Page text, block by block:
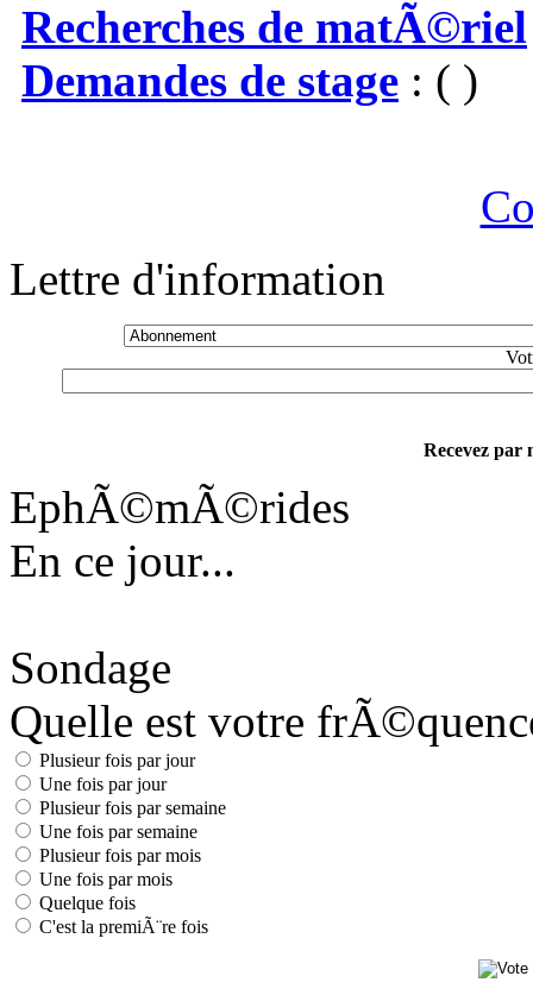
Recherches de matÃ©riel
Demandes de stage : ( )
Lettre d'information
Recevez par
EphÃ©mÃ©rides
En ce jour...
Sondage
Quelle est votre
Plusieur fois par jour
Une fois par jour
Plusieur fois par semaine
Une fois par semaine
Plusieur fois par mois
Une fois par mois
Quelque fois
C'est la premiÃ¨re fois